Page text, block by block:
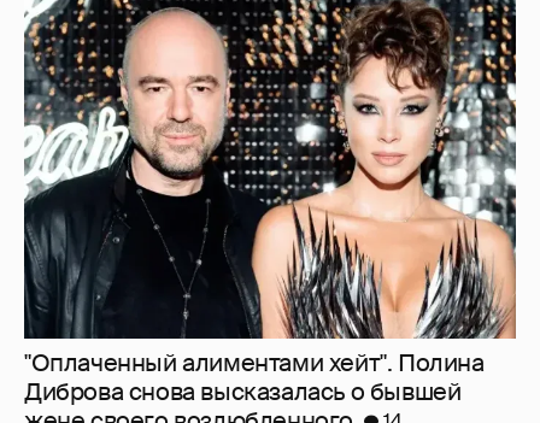
"Оплаченный алиментами хейт". Полина
Диброва снова высказалась о бывшей
жене своего возлюбленного
14